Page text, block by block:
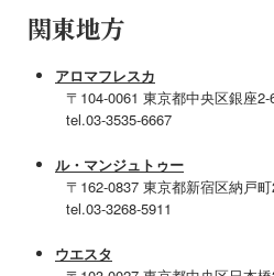
関東地方
アロマフレスカ
〒104-0061 東京都中央区銀座
tel.03-3535-6667
ル・マンジュトゥー
〒162-0837 東京都新宿区納戸
tel.03-3268-5911
ウエスタ